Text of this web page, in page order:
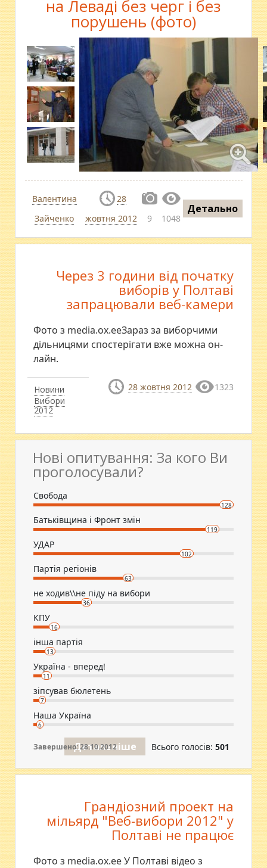
на Леваді без черг і без
порушень (фото)
Валентина
Зайченко
28
жовтня 2012
9 1048
Детально
Новини
Вибори
2012
Через 3 години від початку
виборів у Полтаві
запрацювали веб-камери
Фото з media.ox.eeЗараз за виборчими
дільницями спостерігати вже можна он-
лайн.
28 жовтня 2012 1323
Завершено: 28.10.2012
Нові опитування: За кого Ви
проголосували?
Свобода
128
Батьківщина і Фронт змін
119
УДАР
102
Партія регіонів
63
не ходив\\не піду на вибори
36
КПУ
16
інша партія
13
Україна - вперед!
11
зіпсував бюлетень
7
Наша Україна
6
Детальніше Всього голосів: 501
Грандіозний проект на
мільярд "Веб-вибори 2012" у
Полтаві не працює
Фото з media.ox.ee У Полтаві відео з